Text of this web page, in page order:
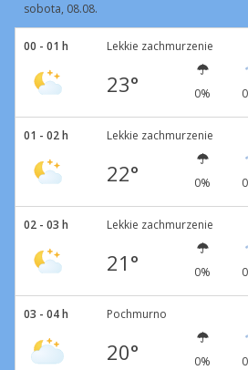
sobota, 08.08.
00 - 01 h Lekkie zachmurzenie
23° 0%
01 - 02 h Lekkie zachmurzenie
22° 0%
02 - 03 h Lekkie zachmurzenie
21° 0%
03 - 04 h Pochmurno
20° 0%